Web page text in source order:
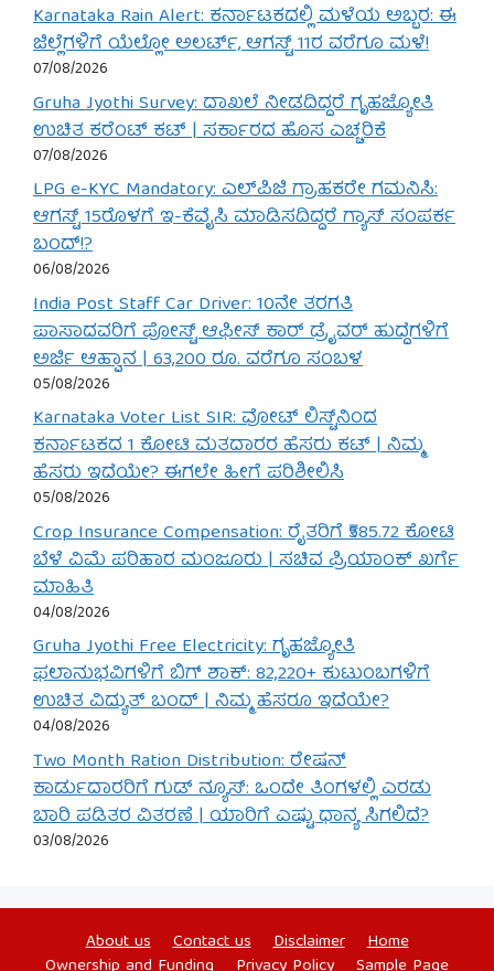
Karnataka Rain Alert: ಕರ್ನಾಟಕದಲ್ಲಿ ಮಳೆಯ ಅಬ್ಬರ: ಈ
ಜಿಲ್ಲೆಗಳಿಗೆ ಯೆಲ್ಲೋ ಅಲರ್ಟ್, ಆಗಸ್ಟ್ 11ರ ವರೆಗೂ ಮಳೆ!
07/08/2026
Gruha Jyothi Survey: ದಾಖಲೆ ನೀಡದಿದ್ದರೆ ಗೃಹಜ್ಯೋತಿ
ಉಚಿತ ಕರೆಂಟ್ ಕಟ್ | ಸರ್ಕಾರದ ಹೊಸ ಎಚ್ಚರಿಕೆ
07/08/2026
LPG e-KYC Mandatory: ಎಲ್‌ಪಿಜಿ ಗ್ರಾಹಕರೇ ಗಮನಿಸಿ:
ಆಗಸ್ಟ್ 15ರೊಳಗೆ ಇ-ಕೆವೈಸಿ ಮಾಡಿಸದಿದ್ದರೆ ಗ್ಯಾಸ್ ಸಂಪರ್ಕ
ಬಂದ್!?
06/08/2026
India Post Staff Car Driver: 10ನೇ ತರಗತಿ
ಪಾಸಾದವರಿಗೆ ಪೋಸ್ಟ್ ಆಫೀಸ್ ಕಾರ್ ಡ್ರೈವರ್ ಹುದ್ದೆಗಳಿಗೆ
ಅರ್ಜಿ ಆಹ್ವಾನ | 63,200 ರೂ. ವರೆಗೂ ಸಂಬಳ
05/08/2026
Karnataka Voter List SIR: ವೋಟ್ ಲಿಸ್ಟ್‌ನಿಂದ
ಕರ್ನಾಟಕದ 1 ಕೋಟಿ ಮತದಾರರ ಹೆಸರು ಕಟ್ | ನಿಮ್ಮ
ಹೆಸರು ಇದೆಯೇ? ಈಗಲೇ ಹೀಗೆ ಪರಿಶೀಲಿಸಿ
05/08/2026
Crop Insurance Compensation: ರೈತರಿಗೆ ₹585.72 ಕೋಟಿ
ಬೆಳೆ ವಿಮೆ ಪರಿಹಾರ ಮಂಜೂರು | ಸಚಿವ ಪ್ರಿಯಾಂಕ್ ಖರ್ಗೆ
ಮಾಹಿತಿ
04/08/2026
Gruha Jyothi Free Electricity: ಗೃಹಜ್ಯೋತಿ
ಫಲಾನುಭವಿಗಳಿಗೆ ಬಿಗ್ ಶಾಕ್: 82,220+ ಕುಟುಂಬಗಳಿಗೆ
ಉಚಿತ ವಿದ್ಯುತ್ ಬಂದ್ | ನಿಮ್ಮ ಹೆಸರೂ ಇದೆಯೇ?
04/08/2026
Two Month Ration Distribution: ರೇಷನ್
ಕಾರ್ಡುದಾರರಿಗೆ ಗುಡ್ ನ್ಯೂಸ್: ಒಂದೇ ತಿಂಗಳಲ್ಲಿ ಎರಡು
ಬಾರಿ ಪಡಿತರ ವಿತರಣೆ | ಯಾರಿಗೆ ಎಷ್ಟು ಧಾನ್ಯ ಸಿಗಲಿದೆ?
03/08/2026
About us Contact us Disclaimer
Home